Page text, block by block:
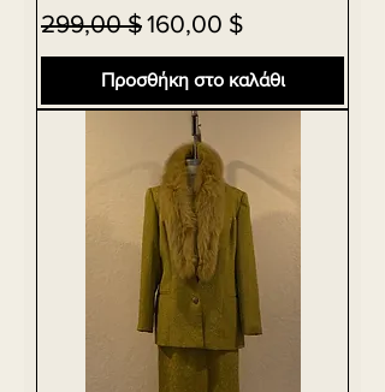
Κανονική τιμή
299,00 $Τιμή Έκπτωσης
160,00 $
Προσθήκη στο καλάθι